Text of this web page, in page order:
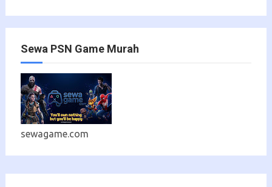
Sewa PSN Game Murah
sewagame.com